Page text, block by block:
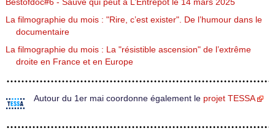
Bestofdoc#6 - Sauve qui peut à L’Entrepôt le 14 mars 2025
La filmographie du mois : "Rire, c’est exister". De l’humour dans le
documentaire
La filmographie du mois : La "résistible ascension" de l’extrême
droite en France et en Europe
Autour du 1er mai coordonne également le projet TESSA